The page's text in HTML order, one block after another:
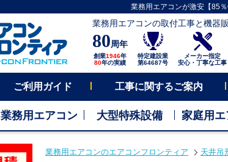
業務用エアコンが激安【85
業務用エアコンの取付工事と機器
80周年
創業1946年
80年の実績
特定建設業
第64687号
メーカー指定
安心・丁寧な工事
ご利用ガイド 工事に関するご案内
業務用エアコン 大型特殊設備 家庭用
業務用エアコンのエアコンフロンティア
天井吊